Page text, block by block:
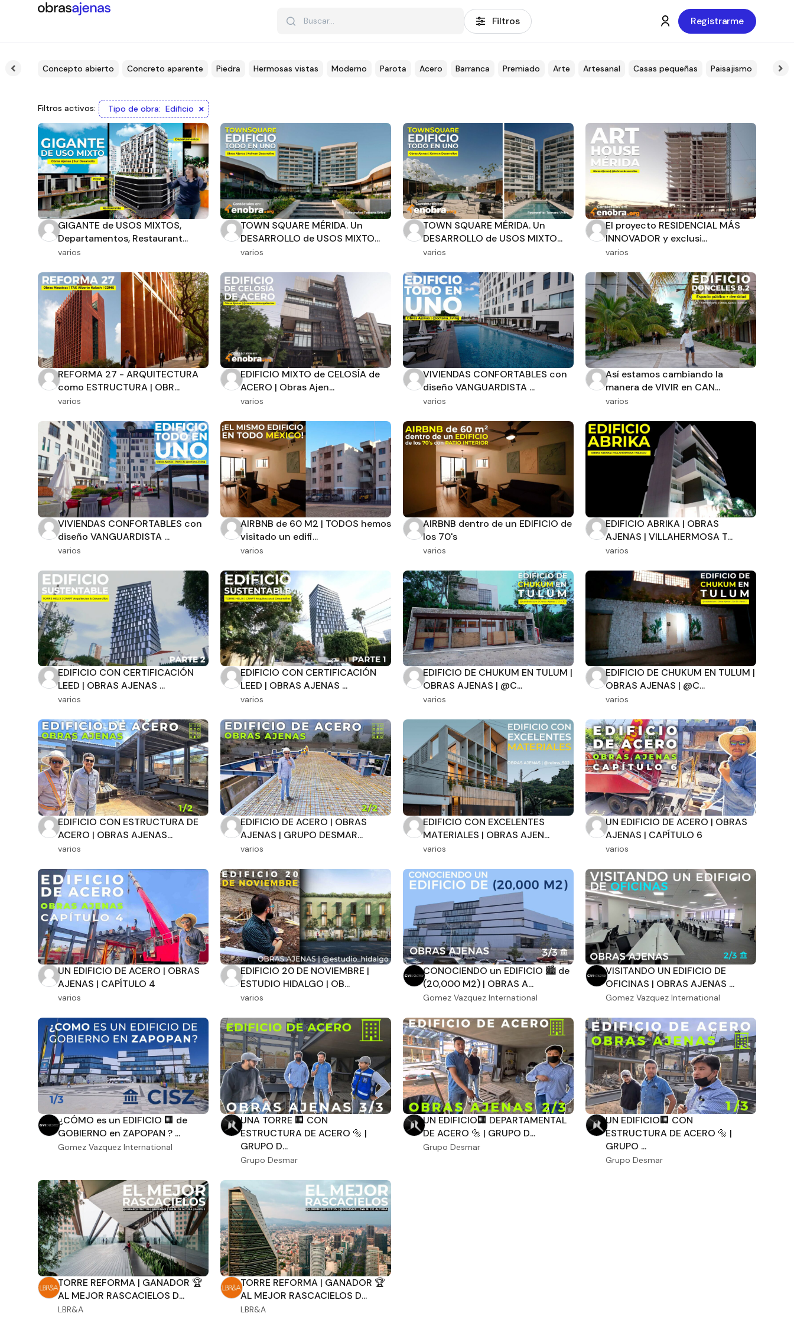
Filtros Registrarme
Concepto abierto Concreto aparente Piedra Hermosas vistas Moderno Parota Acero Barranca Premiado Arte Artesanal Casas pequeñas Paisajismo
Filtros activos: Tipo de obra: Edificio ×
GIGANTE de USOS MIXTOS,
Departamentos, Restaurant...
varios
TOWN SQUARE MÉRIDA. Un
DESARROLLO de USOS MIXTO...
varios
TOWN SQUARE MÉRIDA. Un
DESARROLLO de USOS MIXTO...
varios
El proyecto RESIDENCIAL MÁS
INNOVADOR y exclusi...
varios
REFORMA 27 - ARQUITECTURA
como ESTRUCTURA | OBR...
varios
EDIFICIO MIXTO de CELOSÍA de
ACERO | Obras Ajen...
varios
VIVIENDAS CONFORTABLES con
diseño VANGUARDISTA ...
varios
Así estamos cambiando la
manera de VIVIR en CAN...
varios
VIVIENDAS CONFORTABLES con
diseño VANGUARDISTA ...
varios
AIRBNB de 60 M2 | TODOS hemos
visitado un edifi...
varios
AIRBNB dentro de un EDIFICIO de
los 70's
varios
EDIFICIO ABRIKA | OBRAS
AJENAS | VILLAHERMOSA T...
varios
EDIFICIO CON CERTIFICACIÓN
LEED | OBRAS AJENAS ...
varios
EDIFICIO CON CERTIFICACIÓN
LEED | OBRAS AJENAS ...
varios
EDIFICIO DE CHUKUM EN TULUM |
OBRAS AJENAS | @C...
varios
EDIFICIO DE CHUKUM EN TULUM |
OBRAS AJENAS | @C...
varios
EDIFICIO CON ESTRUCTURA DE
ACERO | OBRAS AJENAS...
varios
EDIFICIO DE ACERO | OBRAS
AJENAS | GRUPO DESMAR...
varios
EDIFICIO CON EXCELENTES
MATERIALES | OBRAS AJEN...
varios
UN EDIFICIO DE ACERO | OBRAS
AJENAS | CAPÍTULO 6
varios
UN EDIFICIO DE ACERO | OBRAS
AJENAS | CAPÍTULO 4
varios
EDIFICIO 20 DE NOVIEMBRE |
ESTUDIO HIDALGO | OB...
varios
CONOCIENDO un EDIFICIO 🏙 de
(20,000 M2) | OBRAS A...
Gomez Vazquez International
VISITANDO UN EDIFICIO DE
OFICINAS | OBRAS AJENAS ...
Gomez Vazquez International
¿CÓMO es un EDIFICIO 🏢 de
GOBIERNO en ZAPOPAN ? ...
Gomez Vazquez International
UNA TORRE 🏢 CON
ESTRUCTURA DE ACERO 🔩 |
GRUPO D...
Grupo Desmar
UN EDIFICIO🏢 DEPARTAMENTAL
DE ACERO 🔩 | GRUPO D...
Grupo Desmar
UN EDIFICIO🏢 CON
ESTRUCTURA DE ACERO 🔩 |
GRUPO ...
Grupo Desmar
TORRE REFORMA | GANADOR 🏆
AL MEJOR RASCACIELOS D...
LBR&A
TORRE REFORMA | GANADOR 🏆
AL MEJOR RASCACIELOS D...
LBR&A
Filtros
Recamaras Baños
Orientación solar
Dimensiones m2 de construcción m2 de terreno
Aplicar filtros
Restablecer filtros